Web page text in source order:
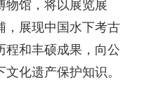
物馆，将以展览展
，展现中国水下考古
程和丰硕成果，向公
化遗产保护知识。